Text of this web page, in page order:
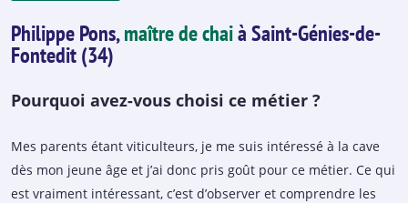
Philippe Pons,maître de chaià Saint-Génies-de-
Fontedit (34)
Pourquoi avez-vous choisi ce métier ?
Mes parents étant viticulteurs, je me suis intéressé à la cave
dès mon jeune âge et j’ai donc pris goût pour ce métier. Ce qui
est vraiment intéressant, c’est d’observer et comprendre les